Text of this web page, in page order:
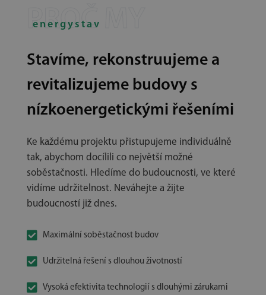
energystav
Stavíme, rekonstruujeme a
revitalizujeme budovy s
nízkoenergetickými řešeními
Ke každému projektu přistupujeme individuálně
tak, abychom docílili co největší možné
soběstačnosti. Hledíme do budoucnosti, ve které
vidíme udržitelnost. Neváhejte a žijte
budoucností již dnes.
 Maximální soběstačnost budov
 Udržitelná řešení s dlouhou životností
 Vysoká efektivita technologií s dlouhými zárukami